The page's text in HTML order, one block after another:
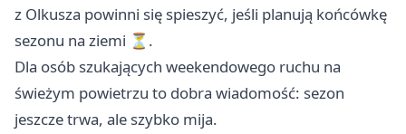
z Olkusza powinni się spieszyć, jeśli planują końcówkę
sezonu na ziemi ⏳.
Dla osób szukających weekendowego ruchu na
świeżym powietrzu to dobra wiadomość: sezon
jeszcze trwa, ale szybko mija.